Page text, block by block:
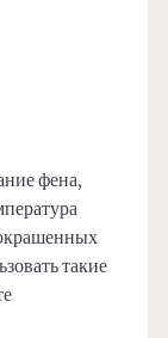
фена,
такие